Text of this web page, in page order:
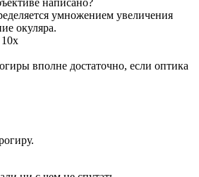
умножением увеличения
окуляра.
вполне достаточно, если оптика